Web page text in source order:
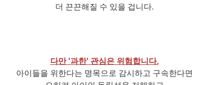
더 끈끈해질 수 있을 겁니다.
다만 '과한' 관심은 위험합니다.
아이들을 위한다는 명목으로 감시하고 구속한다면